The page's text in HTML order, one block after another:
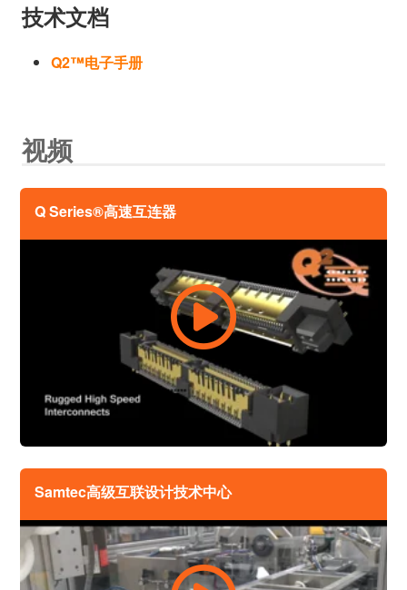
技术文档
Q2™电子手册
视频
Q Series®高速互连器
Samtec高级互联设计技术中心